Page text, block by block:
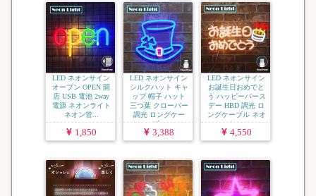
LED ネオンサイン
オープン OPEN 開
店 USB 電池 2way
電源 ネオンライト
ネオン管...
1,850
LED ネオンサイン
シルクハット キャ
ップ 帽子 ハット
三つ葉 クローバー
調光 ロングケー
ブ...
3,388
LED ネオンサイン
お誕生日おめでと
う ハッピーバース
デー HBD 調光 ロ
ングケーブル ネオ
ン...
4,550